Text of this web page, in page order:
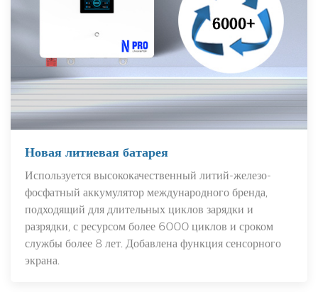
Новая литиевая батарея
Используется высококачественный литий-железо-
фосфатный аккумулятор международного бренда,
подходящий для длительных циклов зарядки и
разрядки, с ресурсом более 6000 циклов и сроком
службы более 8 лет. Добавлена ​​функция сенсорного
экрана.